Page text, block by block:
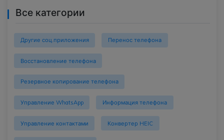
Все категории
Другие соц.приложения Перенос телефона
Восстановление телефона
Резервное копирование телефона
Управление WhatsApp Информация телефона
Управление контактами Конвертер HEIC